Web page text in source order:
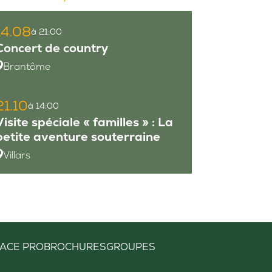
à 21:00
de country
Brantôme
à 14:00
spéciale « familles » : La
aventure souterraine
Villars
PROBROCHURESGROUPES